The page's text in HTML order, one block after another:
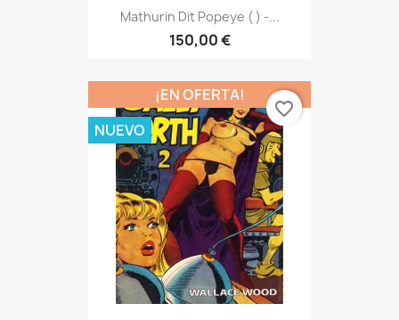
Mathurin Dit Popeye ( ) -...
150,00 €
¡EN OFERTA!
NUEVO
favorite_border